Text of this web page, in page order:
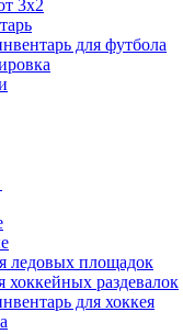
3х2
для футбола
ледовых площадок
хоккейных раздевалок
для хоккея